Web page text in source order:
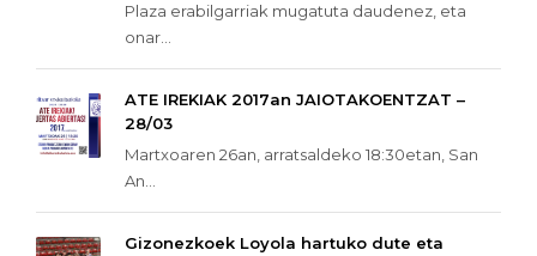
Plaza erabilgarriak mugatuta daudenez, eta
onar...
ATE IREKIAK 2017an JAIOTAKOENTZAT –
28/03
Martxoaren 26an, arratsaldeko 18:30etan, San
An...
Gizonezkoek Loyola hartuko dute eta